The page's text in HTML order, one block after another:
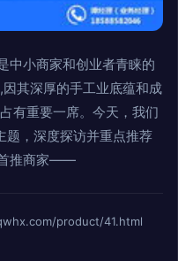
中小商家和创业者青睐的
其深厚的手工业底蕴和成
有重要一席。今天，我们
题，深度探访并重点推荐
首推商家——
product/41.html